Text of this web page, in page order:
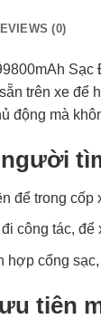
(0)
trên xe
động mà
để trong cốp
công tác,
hợp cổng
tiên